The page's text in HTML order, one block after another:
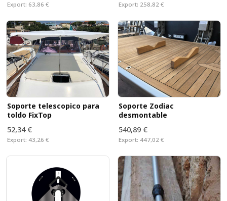
Export: 63,86 € Export: 258,82 €
Soporte telescopico para
toldo FixTop
52,34 €
Export: 43,26 €
Soporte Zodiac
desmontable
540,89 €
Export: 447,02 €